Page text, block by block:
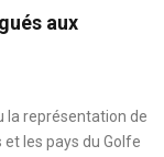
aux
la représentation de
les pays du Golfe